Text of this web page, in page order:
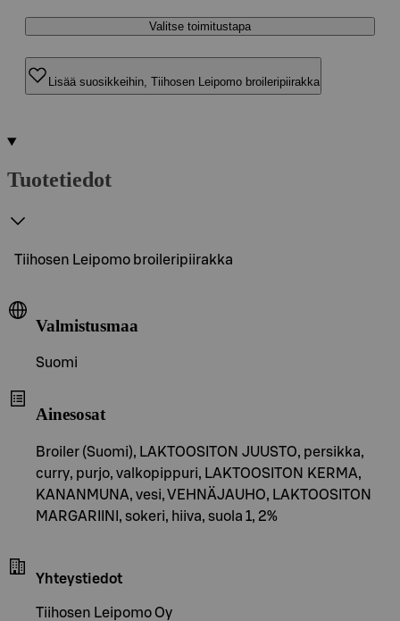
Valitse toimitustapa
Lisää suosikkeihin, Tiihosen Leipomo broileripiirakka
Tuotetiedot
Tiihosen Leipomo broileripiirakka
Valmistusmaa
Suomi
Ainesosat
Broiler (Suomi), LAKTOOSITON JUUSTO, persikka,
curry, purjo, valkopippuri, LAKTOOSITON KERMA,
KANANMUNA, vesi, VEHNÄJAUHO, LAKTOOSITON
MARGARIINI, sokeri, hiiva, suola 1, 2%
Yhteystiedot
Tiihosen Leipomo Oy